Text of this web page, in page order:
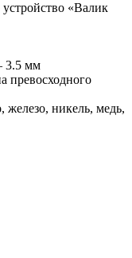
«Валик
3.5 мм
превосходного
железо, никель, медь,